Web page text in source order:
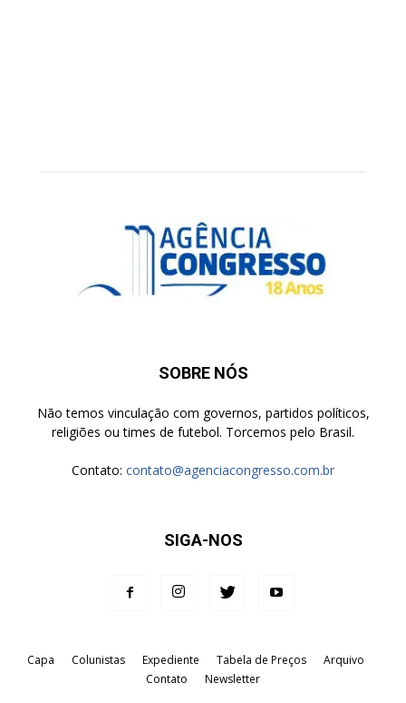
SOBRE NÓS
Não temos vinculação com governos, partidos políticos,
religiões ou times de futebol. Torcemos pelo Brasil.
Contato: contato@agenciacongresso.com.br
SIGA-NOS
Capa Colunistas Expediente Tabela de Preços
Arquivo
Contato
Newsletter